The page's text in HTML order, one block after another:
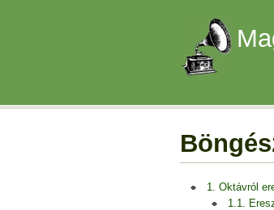
1. Oktávról
1.1.